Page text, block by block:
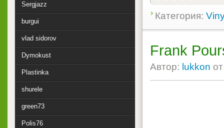
Категория:
Frank
Автор: lukkon
Sergjazz
burgui
vlad sidorov
Dymokust
Plastinka
shurele
green73
Polis76